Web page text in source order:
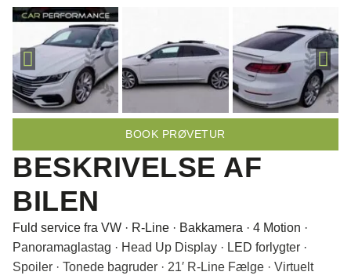
BOOK PRØVETUR
BESKRIVELSE AF
BILEN
Fuld service fra VW · R-Line · Bakkamera · 4 Motion ·
Panoramaglastag · Head Up Display · LED forlygter ·
Spoiler · Tonede bagruder · 21′ R-Line Fælge · Virtuelt